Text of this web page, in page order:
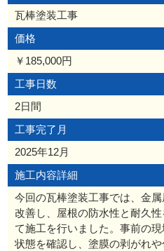
瓦棒塗装工事
価格
￥185,000円
工事日数
2日間
工事完了月
2025年12月
施工内容詳細
今回の瓦棒塗装工事では、金
改善し、屋根の防水性と耐久
て施工を行いました。事前の
状態を確認し、塗膜の剥がれ